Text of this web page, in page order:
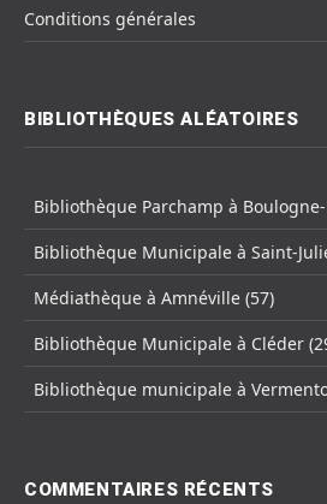
Conditions générales
BIBLIOTHÈQUES ALÉATOIRES
Bibliothèque Parchamp à
Bibliothèque Municipale à Saint-
Médiathèque à Amnéville (57)
Bibliothèque Municipale à Cléder
Bibliothèque municipale à
COMMENTAIRES RÉCENTS